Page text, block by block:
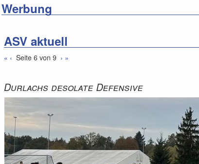
Werbung
ASV aktuell
« ‹ Seite 6 von 9 › »
Durlachs desolate Defensive